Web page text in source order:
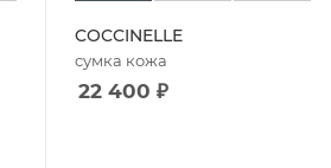
COCCINELLE
сумка кожа
22 400 ₽